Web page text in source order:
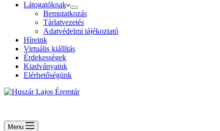
Látogatóknak
Bemutatkozás
Tárlatvezetés
Adatvédelmi tájékoztató
Híreink
Virtuális kiállítás
Érdekességek
Kiadványaink
Elérhetőségünk
Menu